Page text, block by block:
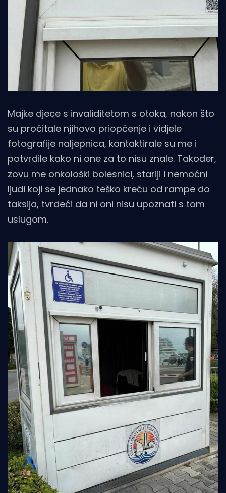
Majke djece s invaliditetom s otoka, nakon što
su pročitale njihovo priopćenje i vidjele
fotografije naljepnica, kontaktirale su me i
potvrdile kako ni one za to nisu znale. Također,
zovu me onkološki bolesnici, stariji i nemoćni
ljudi koji se jednako teško kreću od rampe do
taksija, tvrdeći da ni oni nisu upoznati s tom
uslugom.